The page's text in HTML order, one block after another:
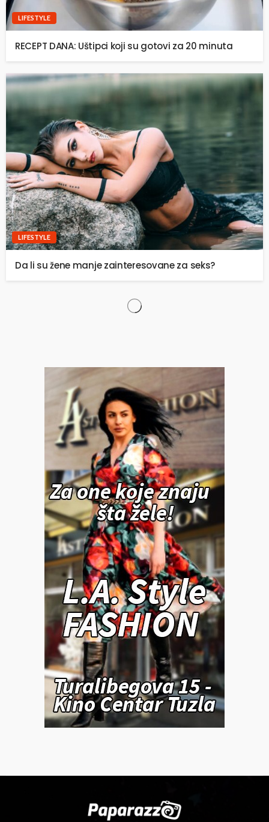
LIFESTYLE
RECEPT DANA: Uštipci koji su gotovi za 20 minuta
LIFESTYLE
Da li su žene manje zainteresovane za seks?